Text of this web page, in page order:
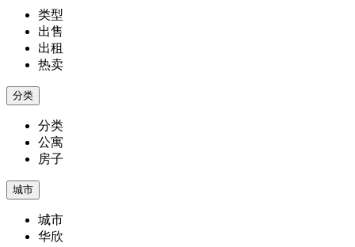
类型
出售
出租
热卖
分类
分类
公寓
房子
城市
城市
华欣